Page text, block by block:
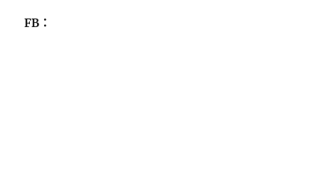
FB：